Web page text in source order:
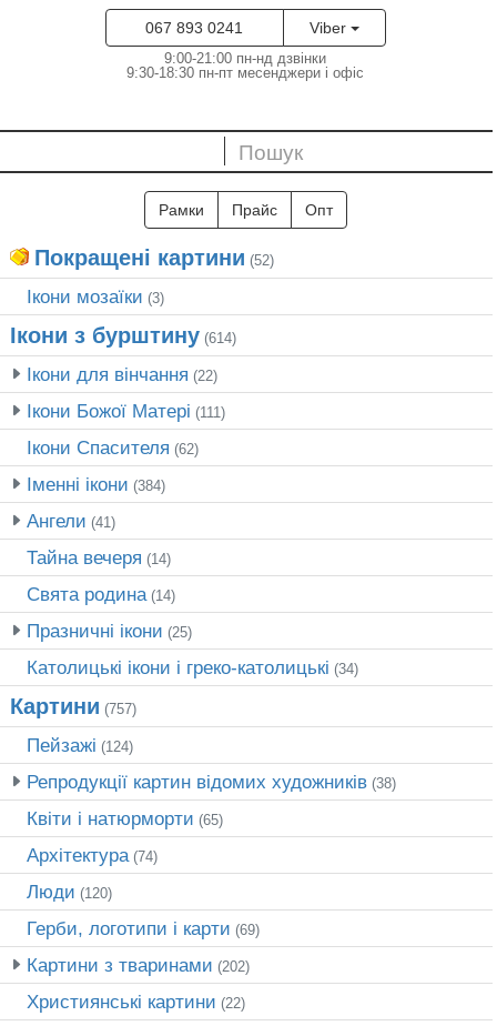
067 893 0241 Viber
9:00-21:00 пн-нд дзвінки
9:30-18:30 пн-пт месенджери і офіс
Рамки Прайс Опт
Покращені картини (52)
Ікони мозаїки (3)
Ікони з бурштину(614)
Ікони для вінчання (22)
Ікони Божої Матері (111)
Ікони Спасителя (62)
Іменні ікони (384)
Ангели (41)
Тайна вечеря (14)
Свята родина(14)
Празничні ікони (25)
Католицькі ікони і греко-католицькі (34)
Картини (757)
Пейзажі (124)
Репродукції картин відомих художників(38)
Квіти і натюрморти (65)
Архітектура(74)
Люди (120)
Герби, логотипи і карти (69)
Картини з тваринами (202)
Християнські картини (22)